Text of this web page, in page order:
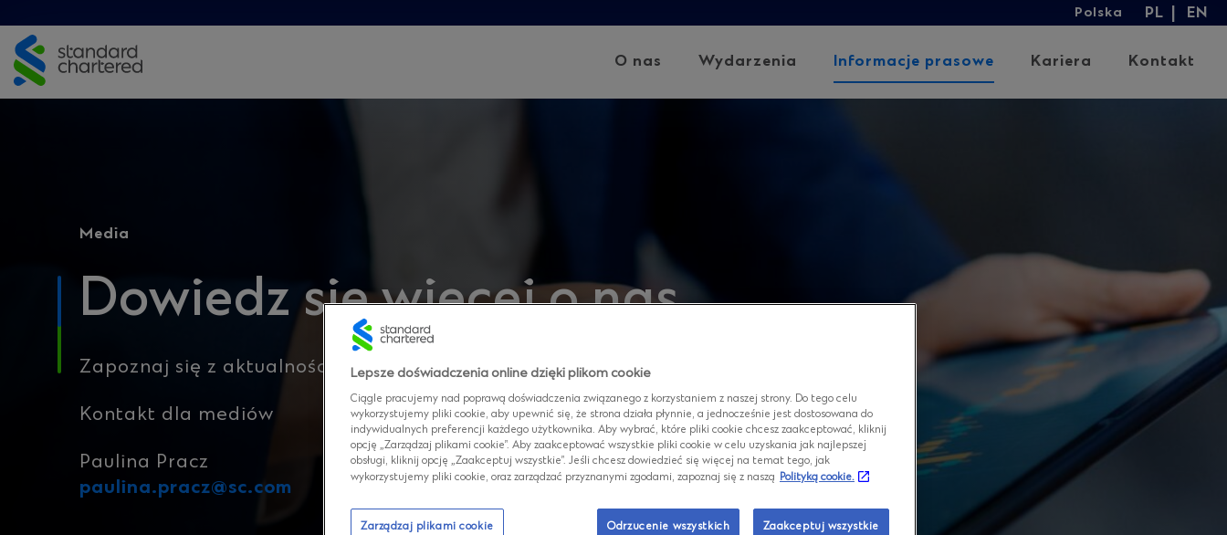
to
content
Polska PL EN
O nas Wydarzenia Informacje prasowe Kariera Kontakt
Media
Dowiedz się więcej o nas
Zapoznaj się z aktualnościami dotyczącymi naszej firmy
Kontakt dla mediów
Paulina Pracz
paulina.pracz@sc.com
Lepsze doświadczenia online dzięki plikom cookie
Ciągle pracujemy nad poprawą doświadczenia związanego z korzystaniem z naszej strony. Do tego celu
wykorzystujemy pliki cookie, aby upewnić się, że strona działa płynnie, a jednocześnie jest dostosowana do
indywidualnych preferencji każdego użytkownika. Aby wybrać, które pliki cookie chcesz zaakceptować, kliknij
opcję „Zarządzaj plikami cookie”. Aby zaakceptować wszystkie pliki cookie w celu uzyskania jak najlepszej
obsługi, kliknij opcję „Zaakceptuj wszystkie”. Jeśli chcesz dowiedzieć się więcej na temat tego, jak
wykorzystujemy pliki cookie, oraz zarządzać przyznanymi zgodami, zapoznaj się z naszą Polityką cookie.
Zarządzaj plikami cookie Odrzucenie wszystkich Zaakceptuj wszystkie